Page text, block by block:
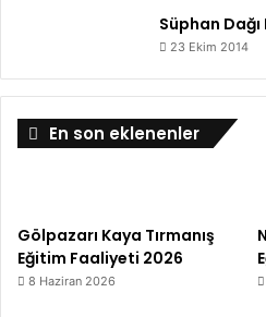
Süphan
23 Ekim 2014
En son eklenenler
Gölpazarı Kaya Tırmanış
Eğitim Faaliyeti 2026
8 Haziran 2026